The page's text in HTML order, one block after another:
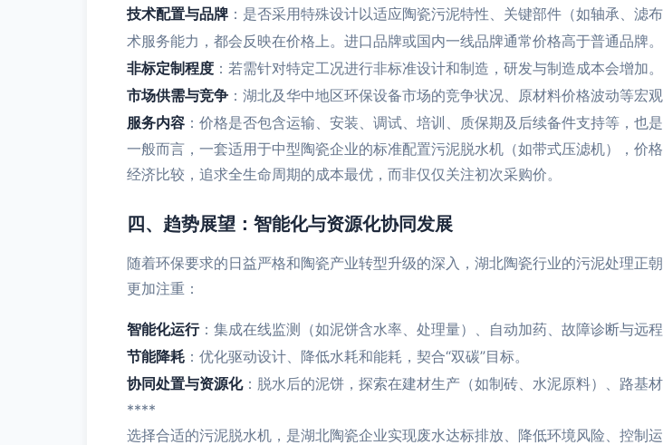
技术配置与品牌 ：是否采用特殊设计以适应陶瓷污泥特性、关键部件（如轴承、
术服务能力，都会反映在价格上。进口品牌或国内一线品牌通常价格高于普通品牌。
非标定制程度 ：若需针对特定工况进行非标准设计和制造，研发与制造成本会增加。
市场供需与竞争 ：湖北及华中地区环保设备市场的竞争状况、原材料价格波动等宏
服务内容 ：价格是否包含运输、安装、调试、培训、质保期及后续备件支持等，也
一般而言，一套适用于中型陶瓷企业的标准配置污泥脱水机（如带式压滤机），价
经济比较，追求全生命周期的成本最优，而非仅仅关注初次采购价。
四、趋势展望：智能化与资源化协同发展
随着环保要求的日益严格和陶瓷产业转型升级的深入，湖北陶瓷行业的污泥处理正
更加注重：
智能化运行：集成在线监测（如泥饼含水率、处理量）、自动加药、故障诊断与远
节能降耗 ：优化驱动设计、降低水耗和能耗，契合“双碳”目标。
协同处置与资源化：脱水后的泥饼，探索在建材生产（如制砖、水泥原料）、路基
****
选择合适的污泥脱水机，是湖北陶瓷企业实现废水达标排放、降低环境风险、控制